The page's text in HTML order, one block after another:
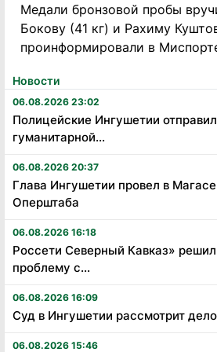
Новости
06.08.2026 23:02
Полицейские Ингушетии
гуманитарной...
06.08.2026 20:37
Глава Ингушетии провел в
Оперштаба
06.08.2026 16:18
Россети Северный Кавказ»
проблему с...
06.08.2026 16:09
Суд в Ингушетии рассмотрит
06.08.2026 15:46
Медали бронзовой пробы
Бокову (41 кг) и Рахиму
проинформировали в